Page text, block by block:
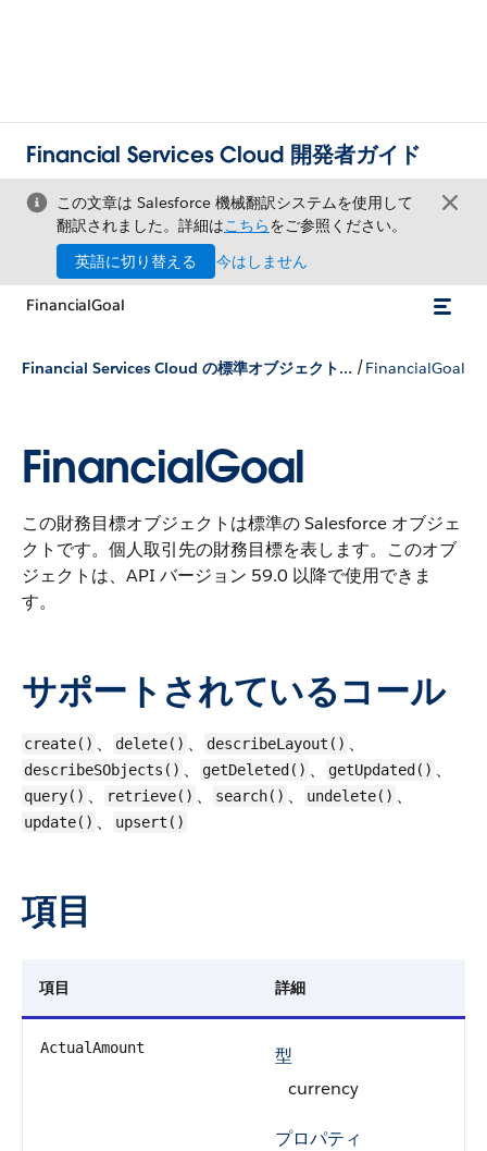
Financial Services Cloud 開発者ガイド
この文章は Salesforce 機械翻訳システムを使用して
翻訳されました。詳細はこちらをご参照ください。
英語に切り替える
今はしません
FinancialGoal
Financial Services Cloud の標準オブジェクトおよびカスタムオブジェクト /FinancialGoal
FinancialGoal
この財務目標オブジェクトは標準の Salesforce オブジェ
クトです。個人取引先の財務目標を表します。 このオブ
ジェクトは、API バージョン 59.0 以降で使用できま
す。
サポートされているコール
create() 、 delete() 、 describeLayout() 、
describeSObjects() 、 getDeleted() 、 getUpdated() 、
query() 、 retrieve() 、 search() 、 undelete() 、
update() 、 upsert()
項目
項目 詳細
ActualAmount
型
currency
プロパティ